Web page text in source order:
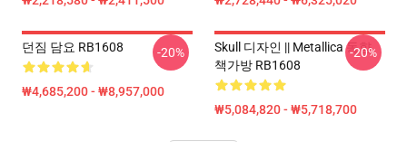
던짐 담요 RB1608
₩4,685,200 - ₩8,957,000
-20%
Skull 디자인 || Metallica 동향
책가방 RB1608
₩5,084,820 - ₩5,718,700
-20%